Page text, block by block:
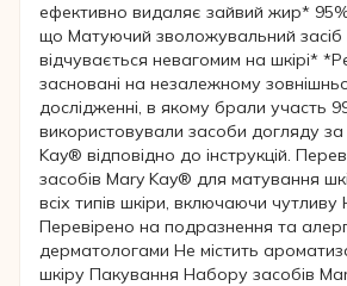
ефективно видаляє зайвий жир*
що Матуючий зволожувальний засіб
відчувається невагомим на шкірі*
засновані на незалежному
дослідженні, в якому брали участь
використовували засоби догляду
Kay® відповідно до інструкцій.
засобів Mary Kay® для матування
всіх типів шкіри, включаючи
Перевірено на подразнення та
дерматологами Не містить
шкіру Пакування Набору засобів